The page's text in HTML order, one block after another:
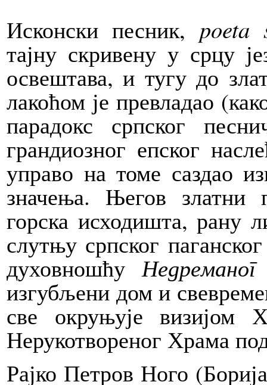
Исконски песник, poeta
тајну скривену у срцу
освештава, и тугу до
лакоћом је превладао
парадокс српског
грандиозног епског
управо на томе саздао
значења. Његов златни
горска исходишта, рану
слутњу српског
духовношћу
изгубљени дом и
све окруњује визијом
Нерукотвореног Храма
Рајко Петров Ного